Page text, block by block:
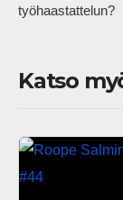
Katso